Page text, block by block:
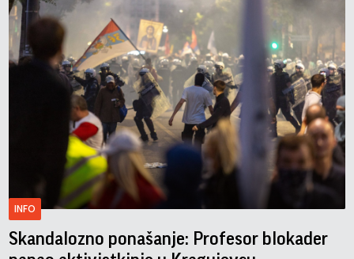
INFO
Skandalozno ponašanje: Profesor blokader